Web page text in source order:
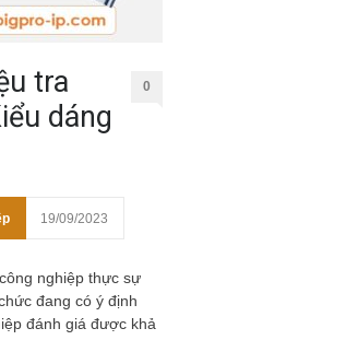
tra
dáng
0
19/09/2023
nghiệp thực sự
đang có ý định
đánh giá được khả